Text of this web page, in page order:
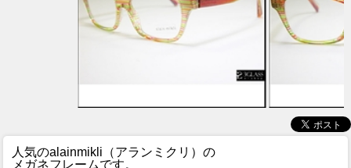
メディア情報
MEDIA
ITEM
人気のalainmikli（アランミクリ）の
メガネフレームです。